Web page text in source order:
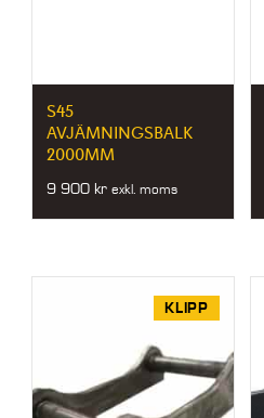
S45
AVJÄMNINGSBALK
2000MM
9 900 kr exkl. moms
KLIPP